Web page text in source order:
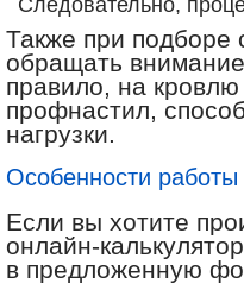
Следовательно,
Также при подборе
обращать
правило, на
профнастил,
нагрузки.
Особенности
Если вы хотите
онлайн-
в предложенную